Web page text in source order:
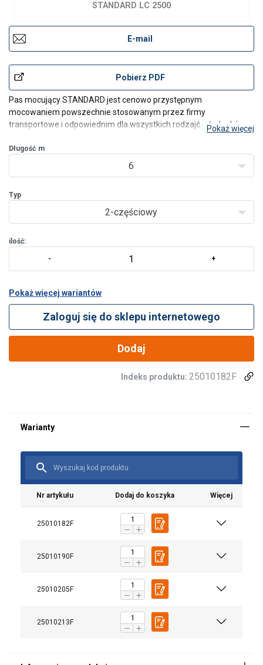
STANDARD LC 2500
E-mail
Pobierz PDF
Pas mocujący STANDARD jest cenowo przystępnym
mocowaniem powszechnie stosowanym przez firmy
transportowe i odpowiednim dla wszystkich rodzajów ładunków.
zapewnić długą trwałość i wysokie bezpieczeństwo. Uchwyt jest
Pokaż więcej
Długość m
6
Typ
2-częściowy
ilość:
Pokaż więcej wariantów
Zaloguj się do sklepu internetowego
Dodaj
Indeks produktu: 25010182F
Nr artykułu Dodaj do koszyka Więcej
25010182F
25010190F
25010205F
25010213F
Materiał: